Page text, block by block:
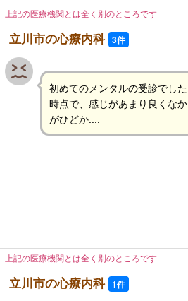
上記の医療機関とは全く別のところです
立川市の心療内科 3件
初めてのメンタルの受診でし
時点で、感じがあまり良くな
がひどか....
上記の医療機関とは全く別のところです
立川市の心療内科 1件